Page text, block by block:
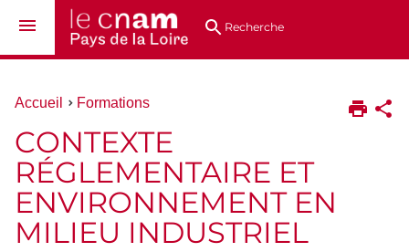
au
directsRecherche
Vous
ici :
Accueil Formations
CONTEXTE
RÉGLEMENTAIRE ET
ENVIRONNEMENT EN
MILIEU INDUSTRIEL